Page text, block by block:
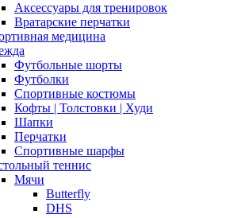
Аксессуары для тренировок
Вратарские перчатки
медицина
Футбольные шорты
Футболки
Спортивные костюмы
Кофты | Толстовки | Худи
Шапки
Перчатки
Спортивные шарфы
теннис
Мячи
Butterfly
DHS